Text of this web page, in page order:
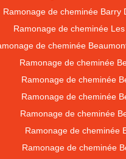
Ramonage de cheminée Barry
Ramonage de cheminée
de cheminée
Ramonage de cheminée
Ramonage de cheminée
Ramonage de cheminée
Ramonage de cheminée
Ramonage de cheminée
Ramonage de cheminée